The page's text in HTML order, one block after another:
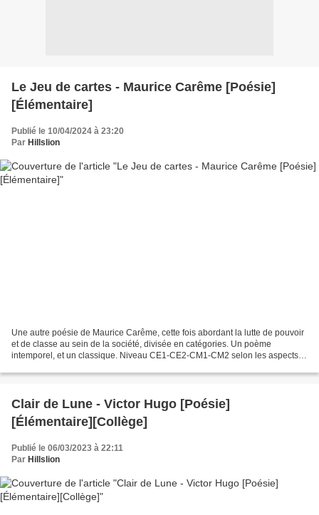
Le Jeu de cartes - Maurice Carême [Poésie]
[Élémentaire]
Publié le 10/04/2024 à 23:20
Par Hillslion
Une autre poésie de Maurice Carême, cette fois abordant la lutte de pouvoir
et de classe au sein de la société, divisée en catégories. Un poème
intemporel, et un classique. Niveau CE1-CE2-CM1-CM2 selon les aspects
Clair de Lune - Victor Hugo [Poésie]
[Élémentaire][Collège]
Publié le 06/03/2023 à 22:11
Par Hillslion